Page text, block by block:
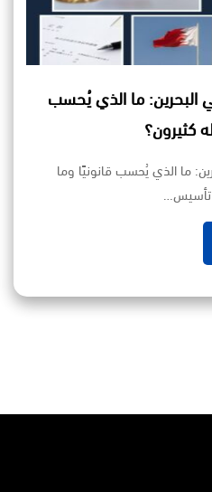
ما الذي يُحسب
كثيرون؟
ما الذي يُحسب قانونيًا وما
تأسيس…